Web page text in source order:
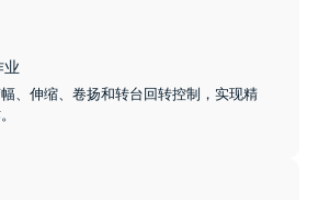
、伸缩、卷扬和转台回转控制，实现精